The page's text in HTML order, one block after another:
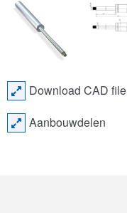
Download CAD file
Aanbouwdelen